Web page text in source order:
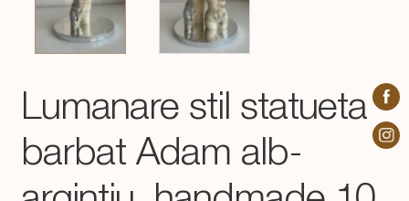
Lumanare stil statueta
barbat Adam alb-